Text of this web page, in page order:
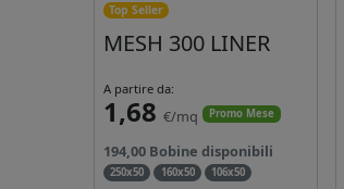
Top Seller
MESH 300 LINER
A partire da:
1,68 €/mq Promo Mese
194,00 Bobine disponibili
250x50 160x50 106x50